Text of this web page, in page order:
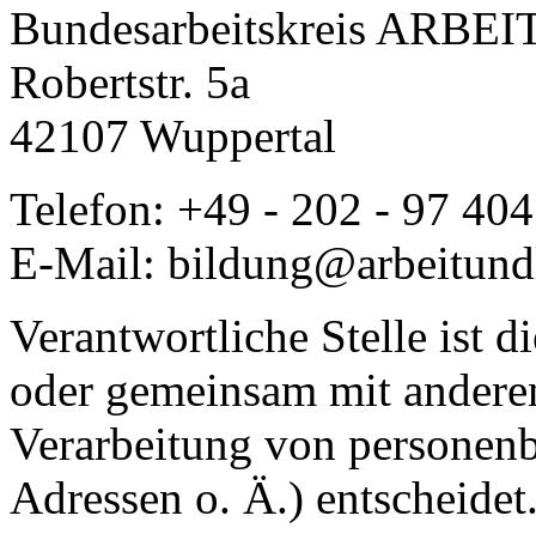
Bundesarbeitskreis
Robertstr. 5a
42107 Wuppertal
Telefon: +49 - 202 - 97
E-Mail:
Verantwortliche Stelle ist
oder gemeinsam mit
Verarbeitung von
Adressen o. Ä.)